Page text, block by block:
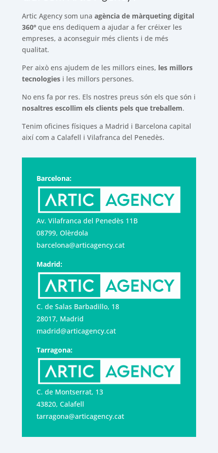
Artic Agency som una agència de màrqueting digital
360ºque ens dediquem a ajudar a fer créixer les
empreses, a aconseguir més clients i de més
qualitat.
Per això ens ajudem de les millors eines, les millors
tecnologiesi les millors persones.
No ens fa por res. Els nostres preus són els que són i
nosaltres escollim els clients pels que treballem.
Tenim oficines físiques a Madrid i Barcelona capital
així com a Calafell i Vilafranca del Penedès.
Barcelona:
Av. Vilafranca del Penedès 11B
08799, Olèrdola
barcelona@articagency.cat
Madrid:
C. de Salas Barbadillo, 18
28017, Madrid
madrid@articagency.cat
Tarragona:
C. de Montserrat, 13
43820, Calafell
tarragona@articagency.cat